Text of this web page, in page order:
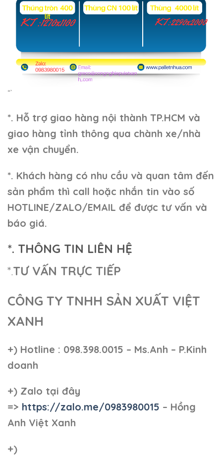
“`
*. Hỗ trợ giao hàng nội thành TP.HCM và
giao hàng tỉnh thông qua chành xe/nhà
xe vận chuyển.
*. Khách hàng có nhu cầu và quan tâm đến
sản phẩm thì call hoặc nhắn tin vào số
HOTLINE/ZALO/EMAIL để được tư vấn và
báo giá.
*. THÔNG TIN LIÊN HỆ
*.TƯ VẤN TRỰC TIẾP
CÔNG TY TNHH SẢN XUẤT VIỆT
XANH
+) Hotline : 098.398.0015 – Ms.Anh – P.Kinh
doanh
+) Zalo tại đây
=> https://zalo.me/0983980015 – Hồng
Anh Việt Xanh
+)